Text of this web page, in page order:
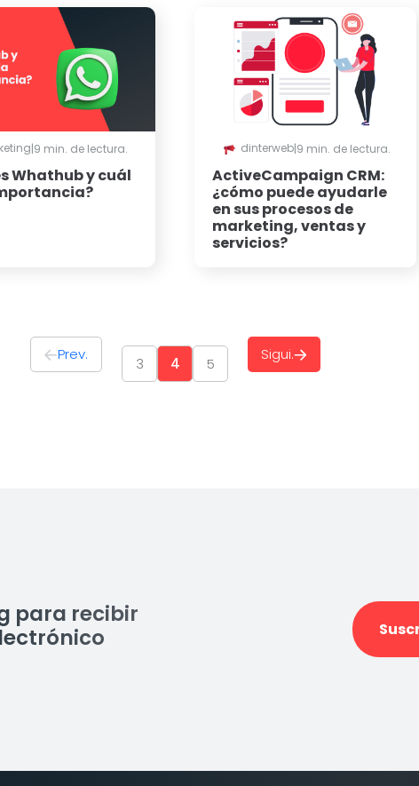
|9 min. de lectura.
Whathub y cuál
dinterweb|9 min. de lectura.
ActiveCampaign CRM:
¿cómo puede ayudarle
en sus procesos de
marketing, ventas y
servicios?
3 4 5
Prev. Sigui.
para recibir